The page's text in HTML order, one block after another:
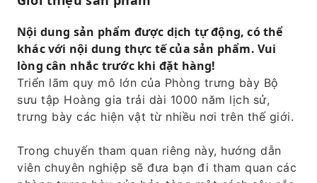
trang, kiến ​​trúc và nghệ thuật xuyên suốt lịch
sử.
Tìm hiểu sâu hơn về lịch sử Tây Ban Nha và
Madrid.
Khám phá bí mật được giữ kín nhất của
Madrid: một khu vườn ngay cạnh Cung điện
Hoàng gia.
Nội dung sản phẩm được dịch tự động, có thể
khác với nội dung thực tế của sản phẩm. Vui
lòng cân nhắc trước khi đặt hàng!
Triển lãm quy mô lớn của Phòng trưng bày Bộ
sưu tập Hoàng gia trải dài 1000 năm lịch sử,
trưng bày các hiện vật từ nhiều nơi trên thế giới.
Trong chuyến tham quan riêng này, hướng dẫn
viên chuyên nghiệp sẽ đưa bạn đi tham quan các